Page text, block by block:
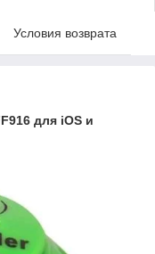
Условия возврата
для iOS и